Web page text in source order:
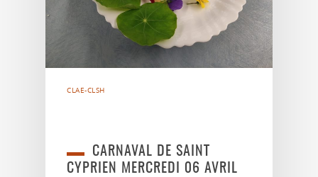
CLAE-CLSH
CARNAVAL DE SAINT
CYPRIEN MERCREDI 06 AVRIL